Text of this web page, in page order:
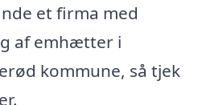
et firma med
af emhætter i
kommune, så tjek